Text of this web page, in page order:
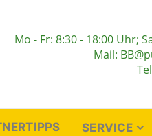
SERVICE
Mo - Fr: 8:30 - 18:00 Uhr;
Mail: